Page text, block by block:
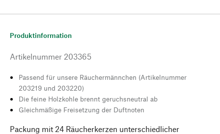
Produktinformation
Artikelnummer 203365
Passend für unsere Räuchermännchen (Artikelnummer
203219 und 203220)
Die feine Holzkohle brennt geruchsneutral ab
Gleichmäßige Freisetzung der Duftnoten
Packung mit 24 Räucherkerzen unterschiedlicher